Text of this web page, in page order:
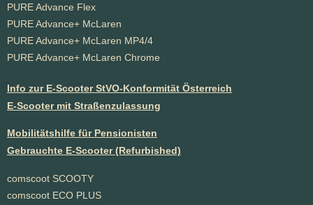
PURE Advance Flex
PURE Advance+ McLaren
PURE Advance+ McLaren MP4/4
PURE Advance+ McLaren Chrome
Info zur E-Scooter StVO-Konformität Österreich
E-Scooter mit Straßenzulassung
Mobilitätshilfe für Pensionisten
Gebrauchte E-Scooter (Refurbished)
comscoot SCOOTY
comscoot ECO PLUS